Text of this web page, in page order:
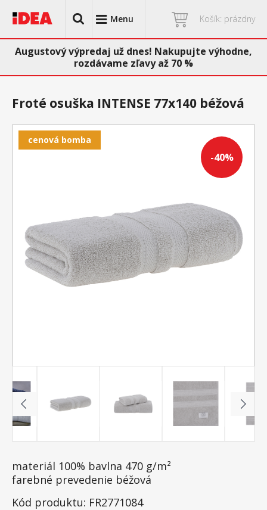
Menu Košík: prázdny
Augustový výpredaj už dnes! Nakupujte výhodne,
rozdávame zľavy až 70 %
-40%
cenová bomba
Froté osuška INTENSE 77x140 béžová
materiál 100% bavlna 470 g/m²
farebné prevedenie béžová
Kód produktu: FR2771084